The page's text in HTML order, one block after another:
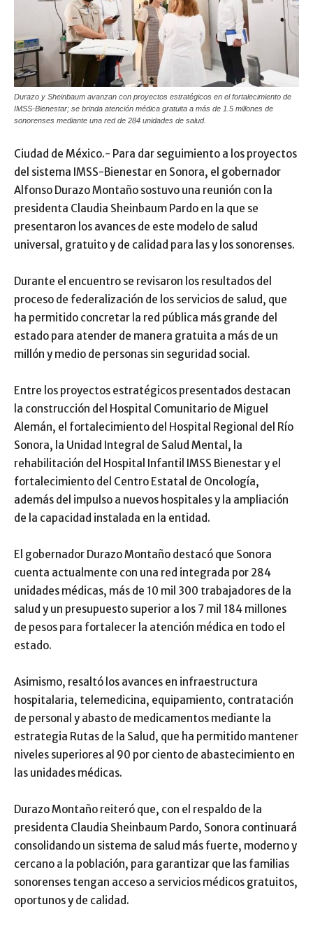
Durazo y Sheinbaum avanzan con proyectos estratégicos en el fortalecimiento de
IMSS-Bienestar; se brinda atención médica gratuita a más de 1.5 millones de
sonorenses mediante una red de 284 unidades de salud.
Ciudad de México.- Para dar seguimiento a los proyectos
del sistema IMSS-Bienestar en Sonora, el gobernador
Alfonso Durazo Montaño sostuvo una reunión con la
presidenta Claudia Sheinbaum Pardo en la que se
presentaron los avances de este modelo de salud
universal, gratuito y de calidad para las y los sonorenses.
Durante el encuentro se revisaron los resultados del
proceso de federalización de los servicios de salud, que
ha permitido concretar la red pública más grande del
estado para atender de manera gratuita a más de un
millón y medio de personas sin seguridad social.
Entre los proyectos estratégicos presentados destacan
la construcción del Hospital Comunitario de Miguel
Alemán, el fortalecimiento del Hospital Regional del Río
Sonora, la Unidad Integral de Salud Mental, la
rehabilitación del Hospital Infantil IMSS Bienestar y el
fortalecimiento del Centro Estatal de Oncología,
además del impulso a nuevos hospitales y la ampliación
de la capacidad instalada en la entidad.
El gobernador Durazo Montaño destacó que Sonora
cuenta actualmente con una red integrada por 284
unidades médicas, más de 10 mil 300 trabajadores de la
salud y un presupuesto superior a los 7 mil 184 millones
de pesos para fortalecer la atención médica en todo el
estado.
Asimismo, resaltó los avances en infraestructura
hospitalaria, telemedicina, equipamiento, contratación
de personal y abasto de medicamentos mediante la
estrategia Rutas de la Salud, que ha permitido mantener
niveles superiores al 90 por ciento de abastecimiento en
las unidades médicas.
Durazo Montaño reiteró que, con el respaldo de la
presidenta Claudia Sheinbaum Pardo, Sonora continuará
consolidando un sistema de salud más fuerte, moderno y
cercano a la población, para garantizar que las familias
sonorenses tengan acceso a servicios médicos gratuitos,
oportunos y de calidad.